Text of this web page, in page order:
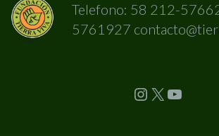
Telefono: 58 212-
5761927
Instagram X YouTube